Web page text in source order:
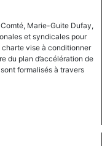
Marie-Guite Dufay,
et syndicales pour
charte vise à conditionner
du plan d’accélération de
formalisés à travers